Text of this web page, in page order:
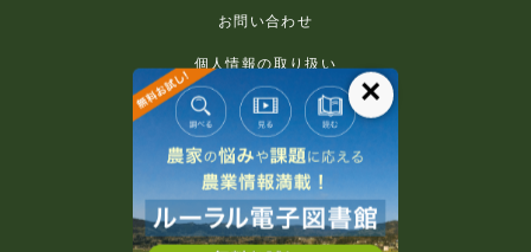
お問い合わせ
個人情報の取り扱い
免責事項
利用規約
推奨環境
著作権等について
×